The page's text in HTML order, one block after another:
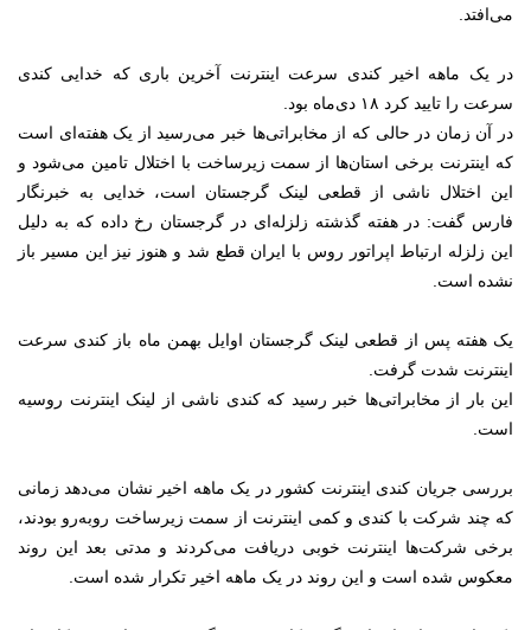
می‌افتد.
در یک ماهه اخیر کندی سرعت اینترنت آخرین باری که خدایی کندی
سرعت را تایید کرد ۱۸ دی‌ماه بود.
در آن زمان در حالی که از مخابراتی‌ها خبر می‌رسید از یک هفته‌ای است
که اینترنت برخی استان‌ها از سمت زیرساخت با اختلال تامین می‌شود و
این اختلال ناشی از قطعی لینک گرجستان است، خدایی به خبرنگار
فارس گفت: در هفته گذشته زلزله‌ای در گرجستان رخ داده که به دلیل
این زلزله ارتباط اپراتور روس با ایران قطع شد و هنوز نیز این مسیر باز
نشده است.
یک هفته پس از قطعی لینک گرجستان اوایل بهمن ماه باز کندی سرعت
اینترنت شدت گرفت.
این بار از مخابراتی‌ها خبر رسید که کندی ناشی از لینک اینترنت روسیه
است.
بررسی جریان کندی اینترنت کشور در یک ماهه اخیر نشان می‌دهد زمانی
که چند شرکت با کندی و کمی اینترنت از سمت زیرساخت روبه‌رو بودند،
برخی شرکت‌ها اینترنت خوبی دریافت می‌‌کردند و مدتی بعد این روند
معکوس ‌شده است و این روند در یک ماهه اخیر تکرار شده است.